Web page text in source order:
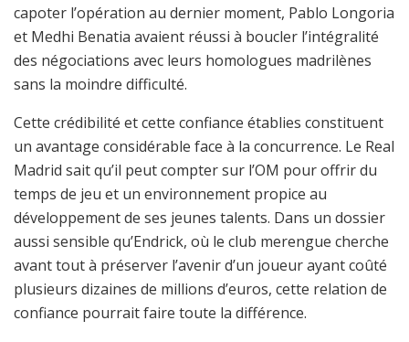
capoter l’opération au dernier moment, Pablo Longoria
et Medhi Benatia avaient réussi à boucler l’intégralité
des négociations avec leurs homologues madrilènes
sans la moindre difficulté.
Cette crédibilité et cette confiance établies constituent
un avantage considérable face à la concurrence. Le Real
Madrid sait qu’il peut compter sur l’OM pour offrir du
temps de jeu et un environnement propice au
développement de ses jeunes talents. Dans un dossier
aussi sensible qu’Endrick, où le club merengue cherche
avant tout à préserver l’avenir d’un joueur ayant coûté
plusieurs dizaines de millions d’euros, cette relation de
confiance pourrait faire toute la différence.